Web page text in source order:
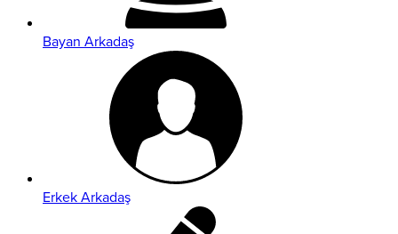
Bayan Arkadaş
Erkek Arkadaş